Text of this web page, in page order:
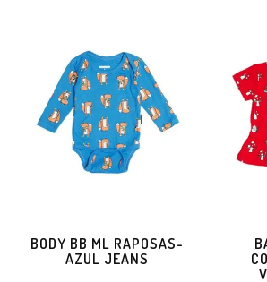
BODY BB ML RAPOSAS-
AZUL JEANS